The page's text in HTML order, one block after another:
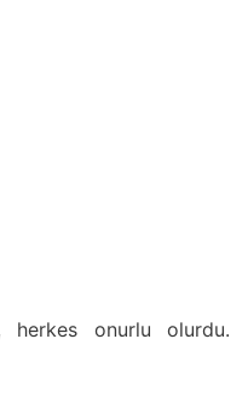
herkes onurlu olurdu.